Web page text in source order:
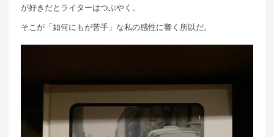
が好きだとライターはつぶやく。
そこが「如何にもが苦手」な私の感性に響く所以だ。